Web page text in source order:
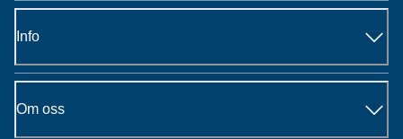
Info
Om oss